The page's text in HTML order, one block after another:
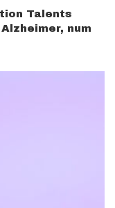
Talents
num